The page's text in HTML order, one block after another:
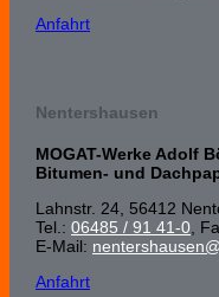
Anfahrt
Nentershausen
MOGAT-Werke Adolf
Bitumen- und
Lahnstr. 24, 56412
Tel.: 06485 / 91 41-0 ,
E-Mail:
Anfahrt